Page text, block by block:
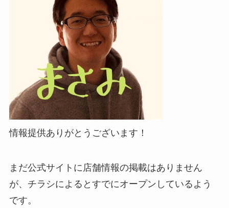
情報提供ありがとうございます！
まだ公式サイトに店舗情報の掲載はありません
が、チラシによるとすでにオープンしているよう
です。